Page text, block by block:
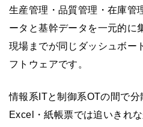
生産管理・品質管理・在庫管
ータと基幹データを一元的に
現場までが同じダッシュボー
フトウェアです。
情報系ITと制御系OTの間で分
Excel・紙帳票では追いきれ